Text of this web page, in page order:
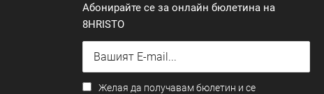
Абонирайте се за онлайн бюлетина на
8HRISTO
Желая да получавам бюлетин и се